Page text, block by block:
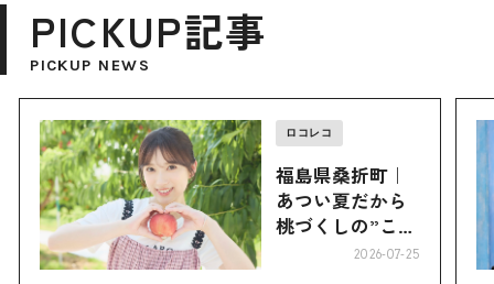
PICKUP記事
PICKUP NEWS
ロコレコ
福島県桑折町｜
あつい夏だから
桃づくしの”こお
2026-07-25